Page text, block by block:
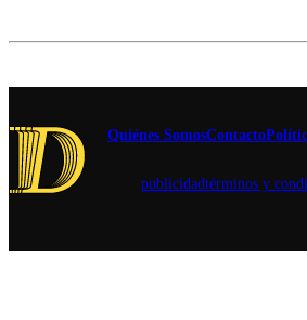
rebajas en
seleccionadas,
experiencias
para conocer
nuevos estilos
de cerveza.
que involucra
Quiénes SomosContacto
publicidadtérminos y